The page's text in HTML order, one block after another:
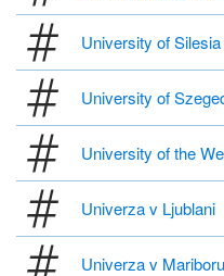
University of Silesia
University of
University of the
Univerza v Ljublani
Univerza v Mariboru